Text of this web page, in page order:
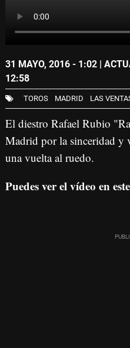
31 MAYO, 2016 - 1:02 |
12:58
TOROS MADRID LAS
El diestro Rafael Rubio
Madrid por la sinceridad y
una vuelta al ruedo.
Puedes ver el vídeo en